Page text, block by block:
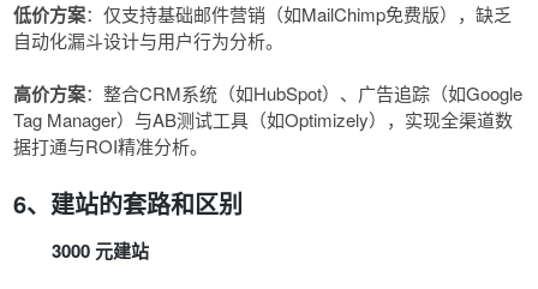
低价方案：仅支持基础邮件营销（如MailChimp免费版），缺乏
自动化漏斗设计与用户行为分析。
高价方案：整合CRM系统（如HubSpot）、广告追踪（如Google
Tag Manager）与AB测试工具（如Optimizely），实现全渠道数
据打通与ROI精准分析。
6、建站的套路和区别
3000 元建站